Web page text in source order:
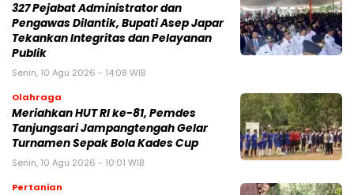
327 Pejabat Administrator dan
Pengawas Dilantik, Bupati Asep Japar
Tekankan Integritas dan Pelayanan
Publik
Senin, 10 Agu 2026 - 14:08 WIB
Olahraga
Meriahkan HUT RI ke-81, Pemdes
Tanjungsari Jampangtengah Gelar
Turnamen Sepak Bola Kades Cup
Senin, 10 Agu 2026 - 10:01 WIB
Pertanian